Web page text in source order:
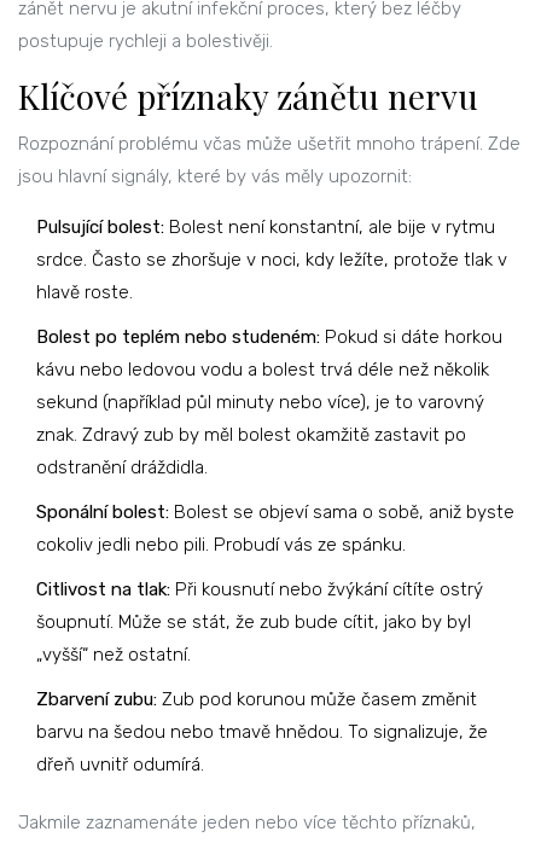
zánět nervu je akutní infekční proces, který bez léčby
postupuje rychleji a bolestivěji.
Klíčové příznaky zánětu nervu
Rozpoznání problému včas může ušetřit mnoho trápení. Zde
jsou hlavní signály, které by vás měly upozornit:
Pulsující bolest: Bolest není konstantní, ale bije v rytmu
srdce. Často se zhoršuje v noci, kdy ležíte, protože tlak v
hlavě roste.
Bolest po teplém nebo studeném: Pokud si dáte horkou
kávu nebo ledovou vodu a bolest trvá déle než několik
sekund (například půl minuty nebo více), je to varovný
znak. Zdravý zub by měl bolest okamžitě zastavit po
odstranění dráždidla.
Sponální bolest: Bolest se objeví sama o sobě, aniž byste
cokoliv jedli nebo pili. Probudí vás ze spánku.
Citlivost na tlak: Při kousnutí nebo žvýkání cítíte ostrý
šoupnutí. Může se stát, že zub bude cítit, jako by byl
„vyšší“ než ostatní.
Zbarvení zubu: Zub pod korunou může časem změnit
barvu na šedou nebo tmavě hnědou. To signalizuje, že
dřeň uvnitř odumírá.
Jakmile zaznamenáte jeden nebo více těchto příznaků,